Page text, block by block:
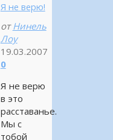
Я не верю!
от Нинель
Лоу
19.03.2007
0
Я не верю
в это
расставанье.
Мы с
тобой